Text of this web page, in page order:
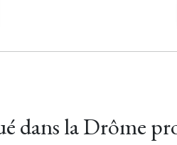
dans la Drôme